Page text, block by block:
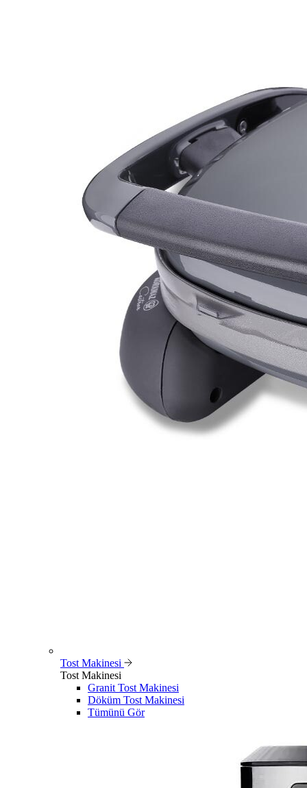
Tost Makinesi
Tost Makinesi
Granit Tost Makinesi
Döküm Tost Makinesi
Tümünü Gör